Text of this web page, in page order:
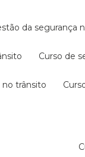
da segurança
curso de
no trânsito